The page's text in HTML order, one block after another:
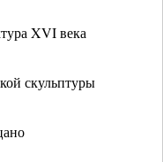
XVI века
скульптуры